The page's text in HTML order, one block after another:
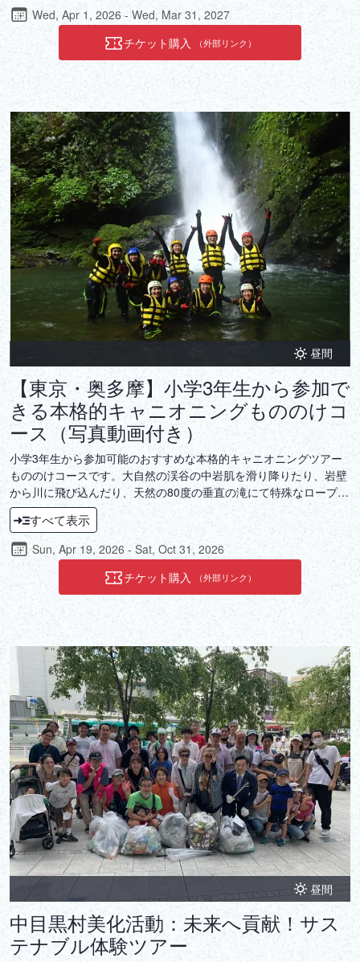
ひとつの芸術品。自分の思いや願いを込めて印章を彫り上げるゆっ
たりとした時間をぜひお楽しみください。
Wed, Apr 1, 2026 - Wed, Mar 31, 2027
チケット購入
（外部リンク）
昼間
【東京・奥多摩】小学3年生から参加で
きる本格的キャニオニングもののけコ
ース（写真動画付き）
小学3年生から参加可能のおすすめな本格的キャニオニングツアー
もののけコースです。大自然の渓谷の中岩肌を滑り降りたり、岩壁
から川に飛び込んだり、天然の80度の垂直の滝にて特殊なロープワ
ークを使いスライダーなど身体一つで自然を満喫できます。スリル
満点大人気の本格的キャニオニングです。
すべて表示
Sun, Apr 19, 2026 - Sat, Oct 31, 2026
チケット購入
（外部リンク）
昼間
中目黒村美化活動：未来へ貢献！サス
テナブル体験ツアー